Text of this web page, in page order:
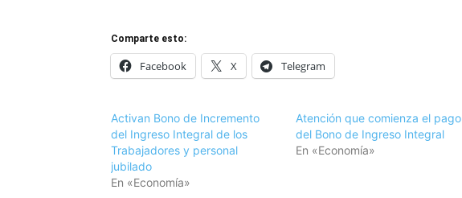
Comparte esto:
Facebook X Telegram
Activan Bono de Incremento
del Ingreso Integral de los
Trabajadores y personal
jubilado
En «Economía»
Atención que comienza el pago
del Bono de Ingreso Integral
En «Economía»